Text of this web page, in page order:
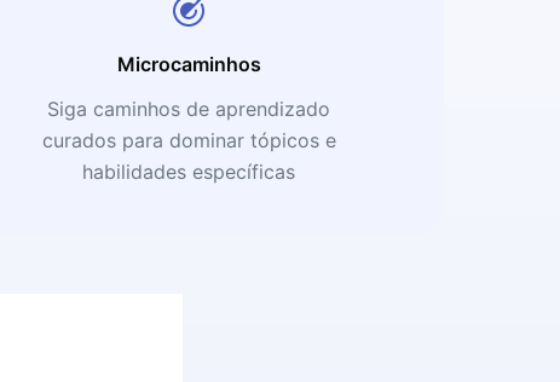
Microcaminhos
Siga caminhos de aprendizado
curados para dominar tópicos e
habilidades específicas